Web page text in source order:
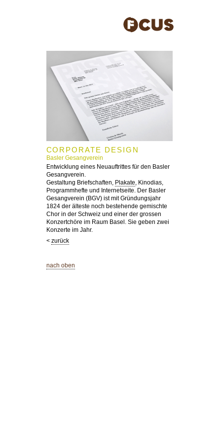
CORPORATE DESIGN
Basler Gesangverein
Entwicklung eines Neuauftrittes für den Basler
Gesangverein.
Gestaltung Briefschaften, Plakate, Kinodias,
Programmhefte und Internetseite. Der Basler
Gesangverein (BGV) ist mit Gründungsjahr
1824 der älteste noch bestehende gemischte
Chor in der Schweiz und einer der grossen
Konzertchöre im Raum Basel. Sie geben zwei
Konzerte im Jahr.
< zurück
nach oben